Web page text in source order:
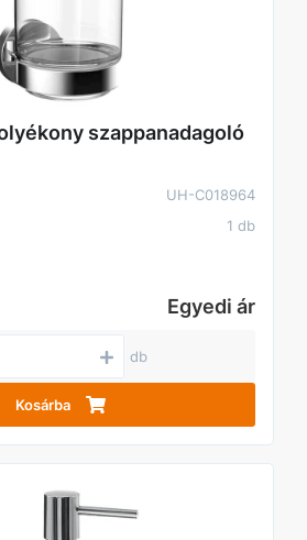
szappanadagoló
UH-C018964
1 db
Egyedi ár
db
Kosárba